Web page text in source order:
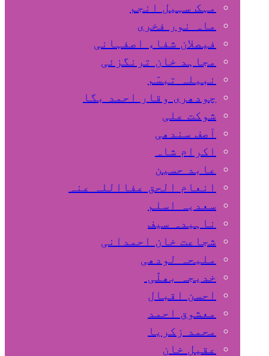
مہک سہیل انجم
ماہ نور فخری
فیصلان شفاء اصفہانی
مجاہد خان ترنگزئی
نبیلہ تبسّم
چودھری وقار احمد بگا
شوکت علی
آصف سندھی
اکرام شاہ
عابد حسین
انعام الحق عفااللہ عنہ
سعدیہ اسلم
ناہیدہ سیف
شجاعت خان احمدانی
ملیحہ لودھی
خدیجہ بھلّی
احسن اقبال
معشوق احمد
محمد زکریا
عقیل خان